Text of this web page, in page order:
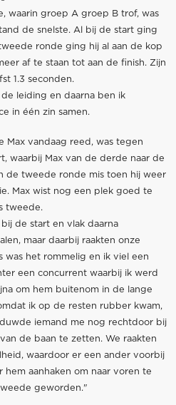
waarin groep A groep B trof, was
de snelste. Al bij de start ging
ronde ging hij al aan de kop
af te staan tot aan de finish. Zijn
1.3 seconden.
leiding en daarna ben ik
in één zin samen.
Max vandaag reed, was tegen
waarbij Max van de derde naar de
de tweede ronde mis toen hij weer
Max wist nog een plek goed te
tweede.
de start en vlak daarna
maar daarbij raakten onze
was het rommelig en ik viel een
een concurrent waarbij ik werd
om hem buitenom in de lange
ik op de resten rubber kwam,
iemand me nog rechtdoor bij
de baan te zetten. We raakten
waardoor er een ander voorbij
hem aanhaken om naar voren te
geworden."